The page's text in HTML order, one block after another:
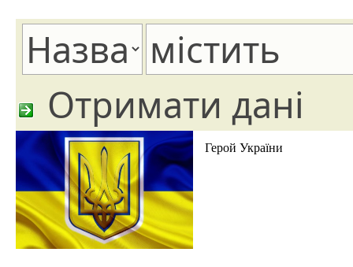
Отримати дані
Герой України